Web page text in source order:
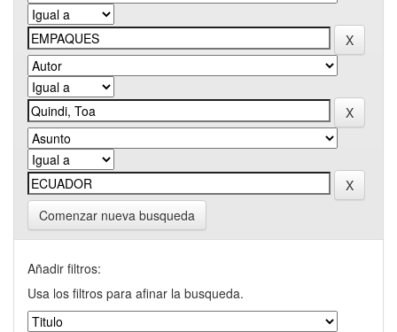
Comenzar nueva busqueda
Añadir filtros:
Usa los filtros para afinar la busqueda.